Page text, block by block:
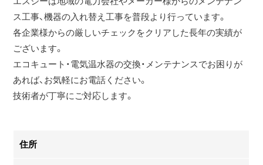
ス工事、機器の入れ替え工事を普段より行っています。
各企業様からの厳しいチェックをクリアした長年の実績が
ございます。
エコキュート・電気温水器の交換・メンテナンスでお困りが
あれば、お気軽にお電話ください。
技術者が丁寧にご対応します。
住所